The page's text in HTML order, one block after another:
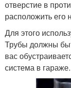
отверстие в
расположить его
Для этого
Трубы должны
вас
система в гараже.